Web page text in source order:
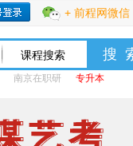
+ 前程网微信
南京在职研 专升本